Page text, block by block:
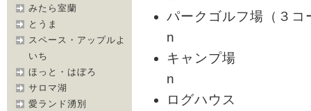
みたら室蘭
とうま
スペース・アップルよ
いち
ほっと・はぼろ
サロマ湖
愛ランド湧別
パークゴルフ場（３コ
n
キャンプ場
n
ログハウス